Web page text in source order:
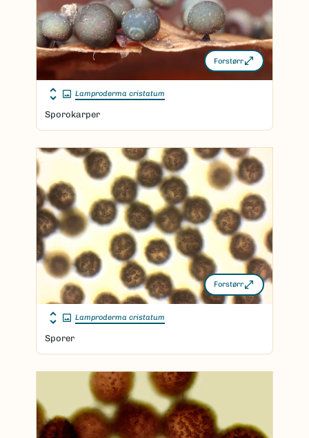
Forstørr
Lamproderma cristatum
Sporokarper
Forstørr
Lamproderma cristatum
Sporer